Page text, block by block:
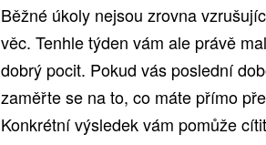
Běžné úkoly nejsou zrovna
věc. Tenhle týden vám ale právě
dobrý pocit. Pokud vás poslední
zaměřte se na to, co máte přímo
Konkrétní výsledek vám pomůže